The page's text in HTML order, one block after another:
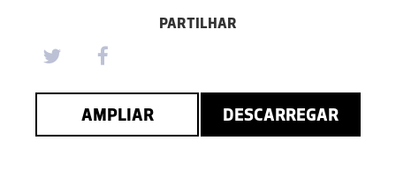
PARTILHAR
AMPLIAR DESCARREGAR